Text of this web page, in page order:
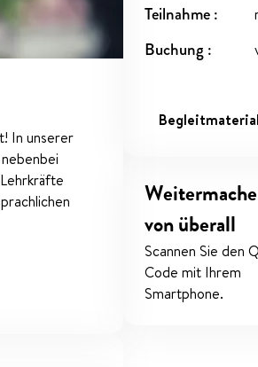
In unserer
Teilnahme
Buchung
von überall
Scannen Sie den
Code mit Ihrem
Smartphone.